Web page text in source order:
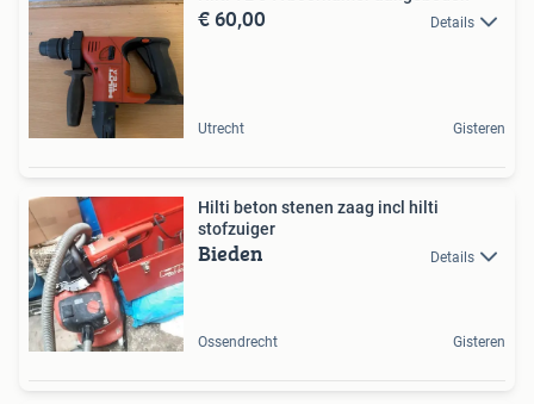
€ 60,00 Details
Utrecht Gisteren
Hilti beton stenen zaag incl hilti
stofzuiger
Bieden Details
Ossendrecht Gisteren